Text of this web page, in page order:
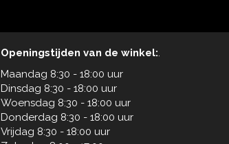
Openingstijden van de winkel:.
Maandag 8:30 - 18:00 uur
Dinsdag 8:30 - 18:00 uur
Woensdag 8:30 - 18:00 uur
Donderdag 8:30 - 18:00 uur
Vrijdag 8:30 - 18:00 uur